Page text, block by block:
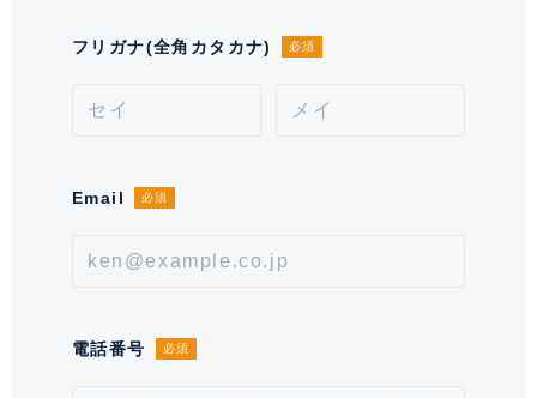
有 31,000～40,000円 ※空き状況を
通学区域小学校
フリガナ(全角カタカナ) 必須
Email 必須
電話番号 必須